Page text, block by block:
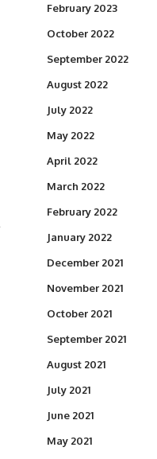
February 2023
October 2022
September 2022
August 2022
July 2022
May 2022
April 2022
March 2022
February 2022
January 2022
December 2021
November 2021
October 2021
September 2021
August 2021
July 2021
June 2021
May 2021